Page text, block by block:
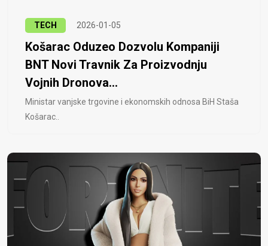
TECH 2026-01-05
Košarac Oduzeo Dozvolu Kompaniji
BNT Novi Travnik Za Proizvodnju
Vojnih Dronova...
Ministar vanjske trgovine i ekonomskih odnosa BiH Staša
Košarac..